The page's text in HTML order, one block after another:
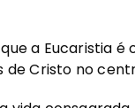
a Eucaristia
de Cristo no